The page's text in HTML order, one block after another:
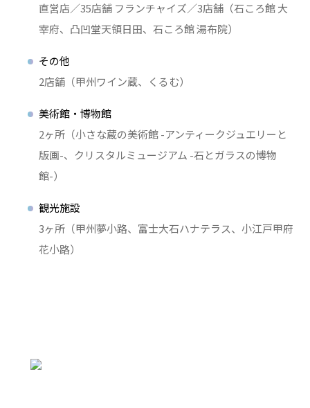
直営店／35店舗 フランチャイズ／3店舗（石ころ館 大
宰府、凸凹堂天領日田、石ころ館 湯布院）
その他
2店舗（甲州ワイン蔵、くるむ）
美術館・博物館
2ヶ所（小さな蔵の美術館 -アンティークジュエリーと
版画-、クリスタルミュージアム -石とガラスの博物
館-）
観光施設
3ヶ所（甲州夢小路、富士大石ハナテラス、小江戸甲府
花小路）